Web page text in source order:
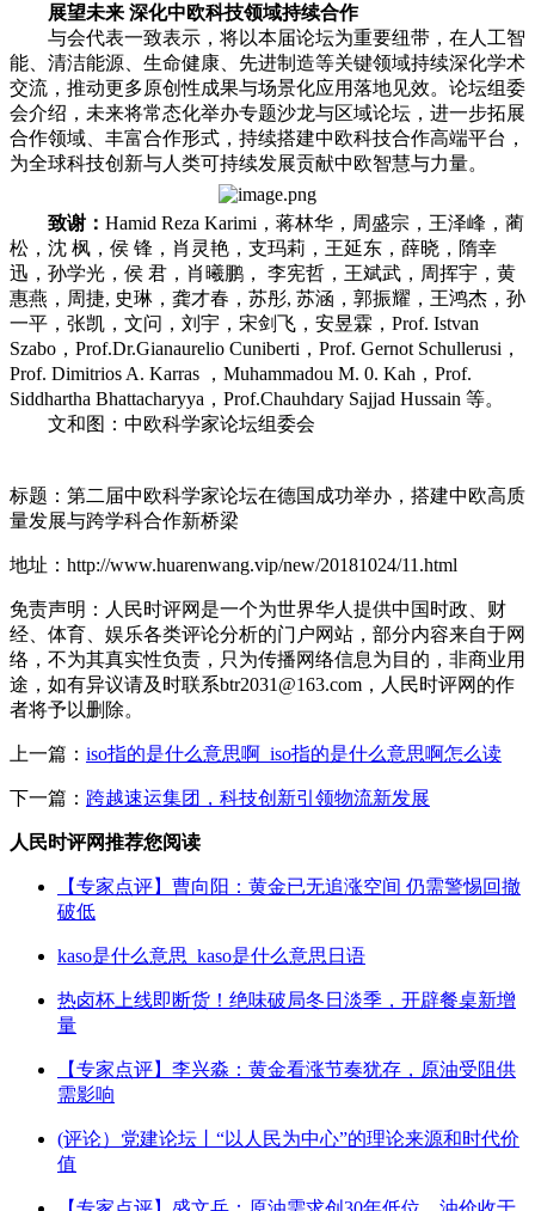
展望未来 深化中欧科技领域持续合作
与会代表一致表示，将以本届论坛为重要纽带，在人工智
能、清洁能源、生命健康、先进制造等关键领域持续深化学术
交流，推动更多原创性成果与场景化应用落地见效。论坛组委
会介绍，未来将常态化举办专题沙龙与区域论坛，进一步拓展
合作领域、丰富合作形式，持续搭建中欧科技合作高端平台，
为全球科技创新与人类可持续发展贡献中欧智慧与力量。
致谢： Hamid Reza Karimi，蒋林华，周盛宗，王泽峰，蔺
松，沈 枫，侯 锋，肖灵艳，支玛莉，王延东，薛晓，隋幸
迅，孙学光，侯 君，肖曦鹏， 李宪哲，王斌武，周挥宇，黄
惠燕，周捷, 史琳，龚才春，苏彤, 苏涵，郭振耀，王鸿杰，孙
一平，张凯，文问，刘宇，宋剑飞，安昱霖，Prof. Istvan
Szabo，Prof.Dr.Gianaurelio Cuniberti，Prof. Gernot Schullerusi，
Prof. Dimitrios A. Karras ，Muhammadou M. 0. Kah，Prof.
Siddhartha Bhattacharyya，Prof.Chauhdary Sajjad Hussain 等。
文和图：中欧科学家论坛组委会
标题：第二届中欧科学家论坛在德国成功举办，搭建中欧高质
量发展与跨学科合作新桥梁
地址：http://www.huarenwang.vip/new/20181024/11.html
免责声明：人民时评网是一个为世界华人提供中国时政、财
经、体育、娱乐各类评论分析的门户网站，部分内容来自于网
络，不为其真实性负责，只为传播网络信息为目的，非商业用
途，如有异议请及时联系btr2031@163.com，人民时评网的作
者将予以删除。
上一篇： iso指的是什么意思啊_iso指的是什么意思啊怎么读
下一篇： 跨越速运集团，科技创新引领物流新发展
人民时评网推荐您阅读
【专家点评】曹向阳：黄金已无追涨空间 仍需警惕回撤
破低
kaso是什么意思_kaso是什么意思日语
热卤杯上线即断货！绝味破局冬日淡季，开辟餐桌新增
量
【专家点评】李兴淼：黄金看涨节奏犹存，原油受阻供
需影响
(评论）党建论坛丨“以人民为中心”的理论来源和时代价
值